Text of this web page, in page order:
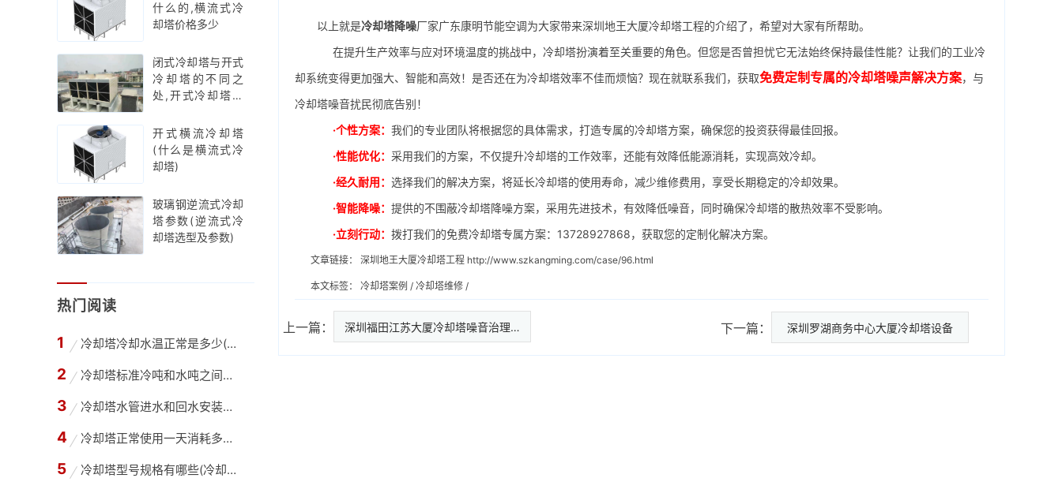
什么的,横流式冷
却塔价格多少
闭式冷却塔与开式
冷却塔的不同之
处,开式冷却塔工
开式横流冷却塔
(什么是横流式冷
却塔)
玻璃钢逆流式冷却
塔参数(逆流式冷
却塔选型及参数)
热门阅读
冷却塔冷却水温正常是多少(高温冷却塔进出水温
冷却塔标准冷吨和水吨之间怎么换算(冷却水塔吨
冷却塔水管进水和回水安装方法(冷却塔供回水管
冷却塔正常使用一天消耗多少水,冷却塔每天的用
冷却塔型号规格有哪些(冷却塔选型需要哪些参数
以上就是冷却塔降噪厂家广东康明节能空调为大家带来深圳地王大厦冷却塔工程的介绍了，希望对大家有所帮助。
在提升生产效率与应对环境温度的挑战中，冷却塔扮演着至关重要的角色。但您是否曾担忧它无法始终保持最佳性能？让我们的工业冷
却系统变得更加强大、智能和高效！是否还在为冷却塔效率不佳而烦恼？现在就联系我们，获取免费定制专属的冷却塔噪声解决方案，与
冷却塔噪音扰民彻底告别！
·个性方案： 我们的专业团队将根据您的具体需求，打造专属的冷却塔方案，确保您的投资获得最佳回报。
·性能优化： 采用我们的方案，不仅提升冷却塔的工作效率，还能有效降低能源消耗，实现高效冷却。
·经久耐用： 选择我们的解决方案，将延长冷却塔的使用寿命，减少维修费用，享受长期稳定的冷却效果。
·智能降噪： 提供的不围蔽冷却塔降噪方案，采用先进技术，有效降低噪音，同时确保冷却塔的散热效率不受影响。
·立刻行动： 拨打我们的免费冷却塔专属方案：13728927868，获取您的定制化解决方案。
文章链接： 深圳地王大厦冷却塔工程 http://www.szkangming.com/case/96.html
本文标签： 冷却塔案例 / 冷却塔维修 /
上一篇： 深圳福田江苏大厦冷却塔噪音治理… 下一篇： 深圳罗湖商务中心大厦冷却塔设备